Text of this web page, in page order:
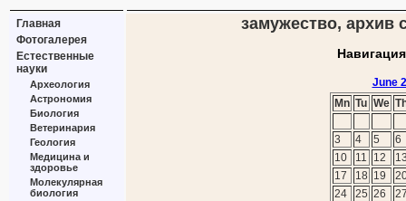
Главная
Фотогалерея
Естественные
науки
Археология
Астрономия
Биология
Ветеринария
Геология
Медицина и
здоровье
Молекулярная
биология
замужество, архив
June
Mn Tu We
3 4 5
6
10
11 12
17
18 19
24
25 26